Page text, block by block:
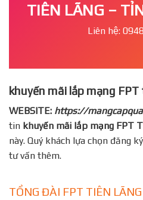
TIÊN LÃNG –
Liên hệ:
khuyến mãi lắp mạng
WEBSITE: https://
tin khuyến mãi lắp mạng FPT
này. Quý khách lựa chọn đăng
tư vấn thêm.
TỔNG ĐÀI FPT TIÊN LÃNG